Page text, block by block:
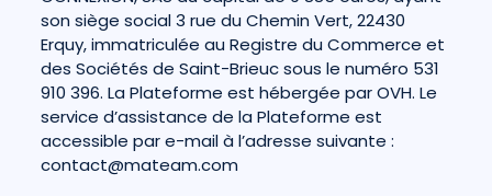
son siège social 3 rue du Chemin Vert, 22430
Erquy, immatriculée au Registre du Commerce et
des Sociétés de Saint-Brieuc sous le numéro 531
910 396. La Plateforme est hébergée par OVH. Le
service d’assistance de la Plateforme est
accessible par e-mail à l’adresse suivante :
contact@mateam.com